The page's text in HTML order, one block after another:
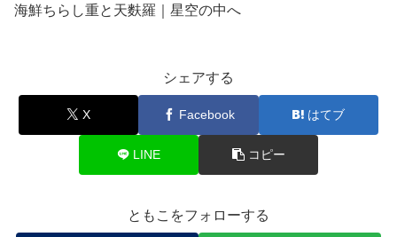
海鮮ちらし重と天麩羅｜星空の中へ
シェアする
X Facebook はてブ
LINE コピー
ともこをフォローする